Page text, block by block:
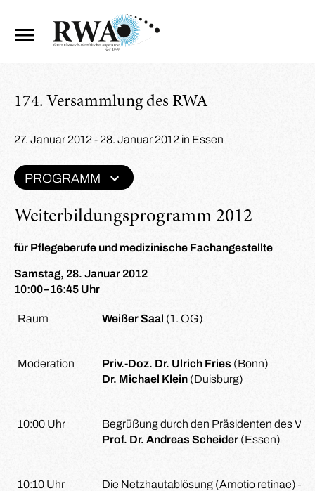
174. Versammlung des RWA
Weiterbildungsprogramm 2012
für Pflegeberufe und medizinische Fachangestellte
Samstag, 28. Januar 2012
10:00–16:45 Uhr
Raum Weißer Saal (1. OG)
Moderation Priv.-Doz. Dr. Ulrich Fries (Bonn)
Dr. Michael Klein (Duisburg)
10:00 Uhr
Begrüßung durch den Präsidenten des
Prof. Dr. Andreas Scheider (Essen)
10:10 Uhr
Die Netzhautablösung (Amotio retinae) –
27. Januar 2012 - 28. Januar 2012 in Essen
PROGRAMM